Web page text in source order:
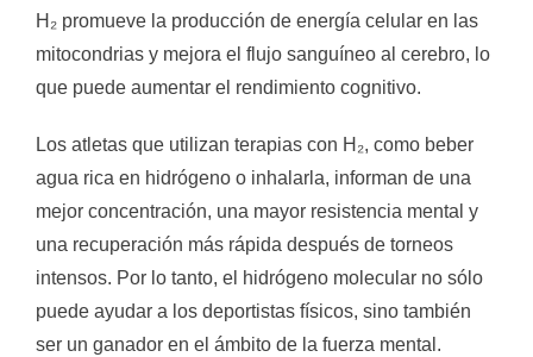
H₂ promueve la producción de energía celular en las
mitocondrias y mejora el flujo sanguíneo al cerebro, lo
que puede aumentar el rendimiento cognitivo.
Los atletas que utilizan terapias con H₂, como beber
agua rica en hidrógeno o inhalarla, informan de una
mejor concentración, una mayor resistencia mental y
una recuperación más rápida después de torneos
intensos. Por lo tanto, el hidrógeno molecular no sólo
puede ayudar a los deportistas físicos, sino también
ser un ganador en el ámbito de la fuerza mental.